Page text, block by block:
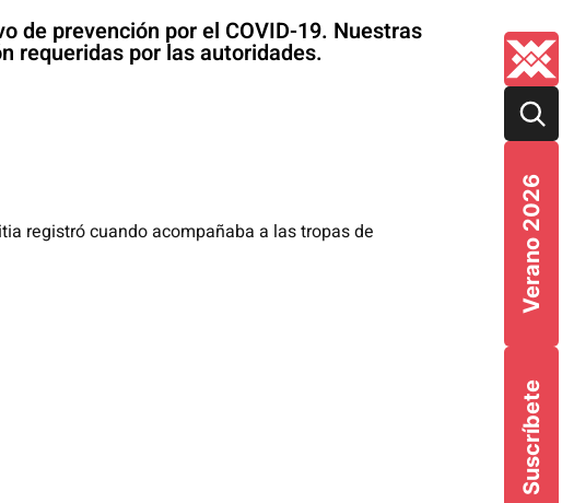
Suscríbete
Verano 2026
de prevención por el COVID-19. Nuestras
requeridas por las autoridades.
registró cuando acompañaba a las tropas de